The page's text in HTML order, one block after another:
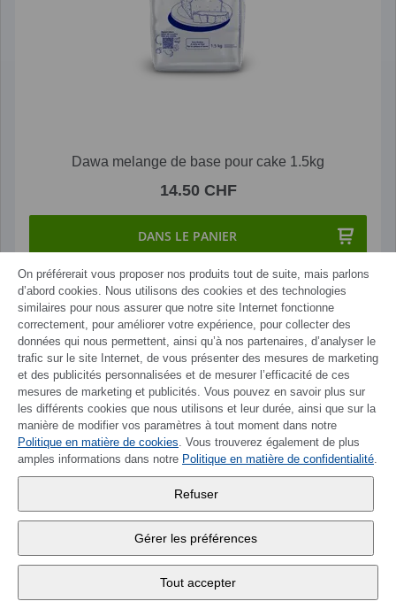
Dawa melange de base pour cake 1.5kg
14.50 CHF
DANS LE PANIER
On préférerait vous proposer nos produits tout de suite, mais parlons
d’abord cookies. Nous utilisons des cookies et des technologies
similaires pour nous assurer que notre site Internet fonctionne
correctement, pour améliorer votre expérience, pour collecter des
données qui nous permettent, ainsi qu’à nos partenaires, d’analyser le
trafic sur le site Internet, de vous présenter des mesures de marketing
et des publicités personnalisées et de mesurer l’efficacité de ces
mesures de marketing et publicités. Vous pouvez en savoir plus sur
les différents cookies que nous utilisons et leur durée, ainsi que sur la
manière de modifier vos paramètres à tout moment dans notre
Politique en matière de cookies. Vous trouverez également de plus
amples informations dans notre Politique en matière de confidentialité.
Refuser
Gérer les préférences
Tout accepter